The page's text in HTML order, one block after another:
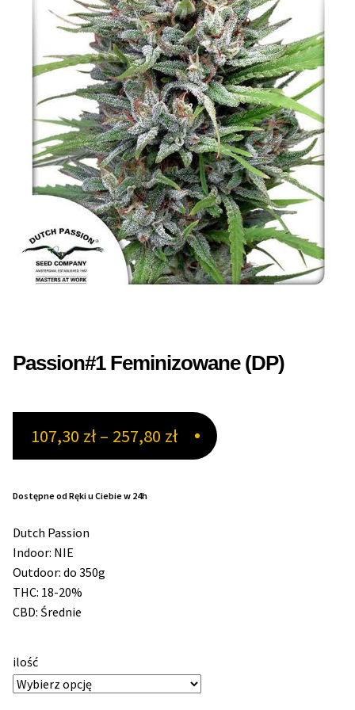
NAJLEPSZE OKAZJE
PROMOCJA TYGODNIA
Dla Początkujących
Indoor w Domu
Outdoor na Dworze
Półautomaty Outdoor
Automaty XXL
Szybkie Automaty
Odporne Odmiany
Przewaga Indica
Przewaga Sativa
100% Sativa
Passion#1 Feminizowane (DP)
107,30 zł – 257,80 złZakres
cen:
Dostępne od Ręki u Ciebie w 24h
Dutch Passion
Indoor: NIE
Outdoor: do 350g
THC: 18-20%
CBD: Średnie
ilość